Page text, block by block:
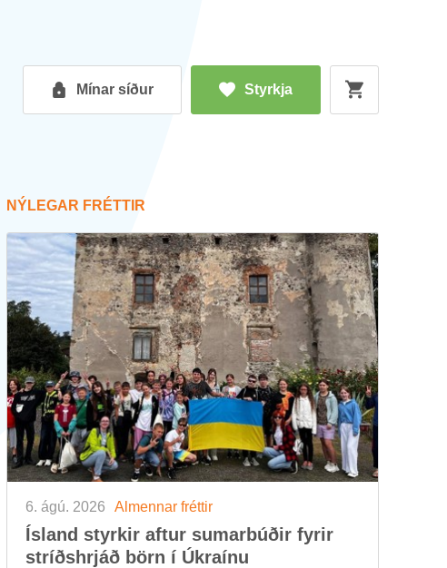
Mín­ar síð­ur Styrkja
NÝ­LEG­AR FRÉTT­IR
6. ágú. 2026 Al­menn­ar frétt­ir
Ís­land styrk­ir aft­ur sum­ar­búð­ir fyr­ir
stríðs­hrjáð börn í Úkraínu